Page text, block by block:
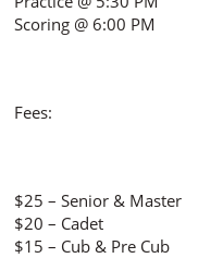
Scoring @ 6:00 PM
Fees:
$25 – Senior & Master
$20 – Cadet
$15 – Cub & Pre Cub